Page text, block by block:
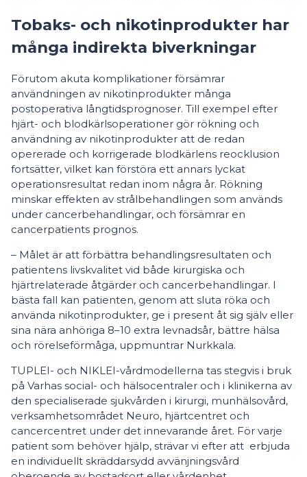
Tobaks- och nikotinprodukter har
många indirekta biverkningar
Förutom akuta komplikationer försämrar
användningen av nikotinprodukter många
postoperativa långtidsprognoser. Till exempel efter
hjärt- och blodkärlsoperationer gör rökning och
användning av nikotinprodukter att de redan
opererade och korrigerade blodkärlens reocklusion
fortsätter, vilket kan förstöra ett annars lyckat
operationsresultat redan inom några år. Rökning
minskar effekten av strålbehandlingen som används
under cancerbehandlingar, och försämrar en
cancerpatients prognos.
– Målet är att förbättra behandlingsresultaten och
patientens livskvalitet vid både kirurgiska och
hjärtrelaterade åtgärder och cancerbehandlingar. I
bästa fall kan patienten, genom att sluta röka och
använda nikotinprodukter, ge i present åt sig själv eller
sina nära anhöriga 8–10 extra levnadsår, bättre hälsa
och rörelseförmåga, uppmuntrar Nurkkala.
TUPLEI- och NIKLEI-vårdmodellerna tas stegvis i bruk
på Varhas social- och hälsocentraler och i klinikerna av
den specialiserade sjukvården i kirurgi, munhälsovård,
verksamhetsområdet Neuro, hjärtcentret och
cancercentret under det innevarande året. För varje
patient som behöver hjälp, strävar vi efter att erbjuda
en individuellt skräddarsydd avvänjningsvård